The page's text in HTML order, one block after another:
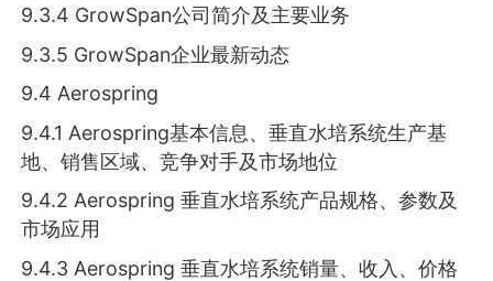
9.3.4 GrowSpan公司简介及主要业务
9.3.5 GrowSpan企业最新动态
9.4 Aerospring
9.4.1 Aerospring基本信息、垂直水培系统生产基
地、销售区域、竞争对手及市场地位
9.4.2 Aerospring 垂直水培系统产品规格、参数及
市场应用
9.4.3 Aerospring 垂直水培系统销量、收入、价格